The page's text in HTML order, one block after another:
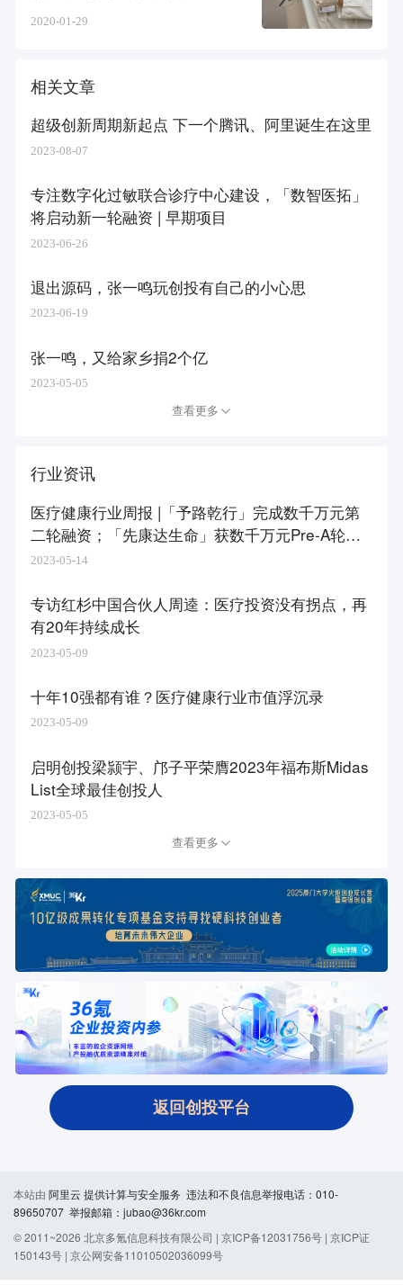
2020-01-29
相关文章
超级创新周期新起点 下一个腾讯、阿里诞生在这里
2023-08-07
专注数字化过敏联合诊疗中心建设，「数智医拓」
将启动新一轮融资 | 早期项目
2023-06-26
退出源码，张一鸣玩创投有自己的小心思
2023-06-19
张一鸣，又给家乡捐2个亿
2023-05-05
查看更多
行业资讯
医疗健康行业周报 |「予路乾行」完成数千万元第
二轮融资；「先康达生命」获数千万元Pre-A轮融
资
2023-05-14
专访红杉中国合伙人周逵：医疗投资没有拐点，再
有20年持续成长
2023-05-09
十年10强都有谁？医疗健康行业市值浮沉录
2023-05-09
启明创投梁颕宇、邝子平荣膺2023年福布斯Midas
List全球最佳创投人
2023-05-05
查看更多
返回创投平台
本站由 阿里云 提供计算与安全服务 违法和不良信息举报电话：010-
89650707 举报邮箱：jubao@36kr.com
© 2011~2026 北京多氪信息科技有限公司 | 京ICP备12031756号 | 京ICP证
150143号 | 京公网安备11010502036099号